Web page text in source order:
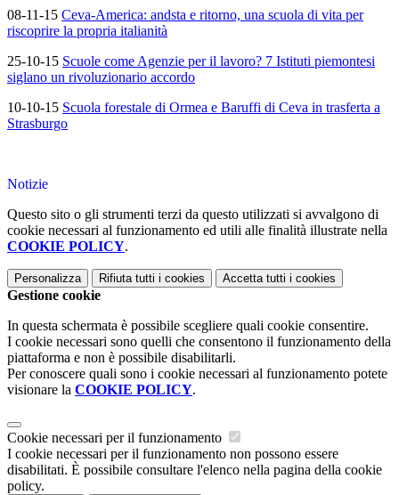
08-11-15 Ceva-America: andsta e ritorno, una scuola di vita per
riscoprire la propria italianità
25-10-15 Scuole come Agenzie per il lavoro? 7 Istituti piemontesi
siglano un rivoluzionario accordo
10-10-15 Scuola forestale di Ormea e Baruffi di Ceva in trasferta a
Strasburgo
Notizie
Questo sito o gli strumenti terzi da questo utilizzati si avvalgono di
cookie necessari al funzionamento ed utili alle finalità illustrate nella
COOKIE POLICY.
Personalizza Rifiuta tutti i cookies Accetta tutti i cookies
Gestione cookie
In questa schermata è possibile scegliere quali cookie consentire.
I cookie necessari sono quelli che consentono il funzionamento della
piattaforma e non è possibile disabilitarli.
Per conoscere quali sono i cookie necessari al funzionamento potete
visionare la COOKIE POLICY.
Cookie necessari per il funzionamento
I cookie necessari per il funzionamento non possono essere
disabilitati. È possibile consultare l'elenco nella pagina della cookie
policy.